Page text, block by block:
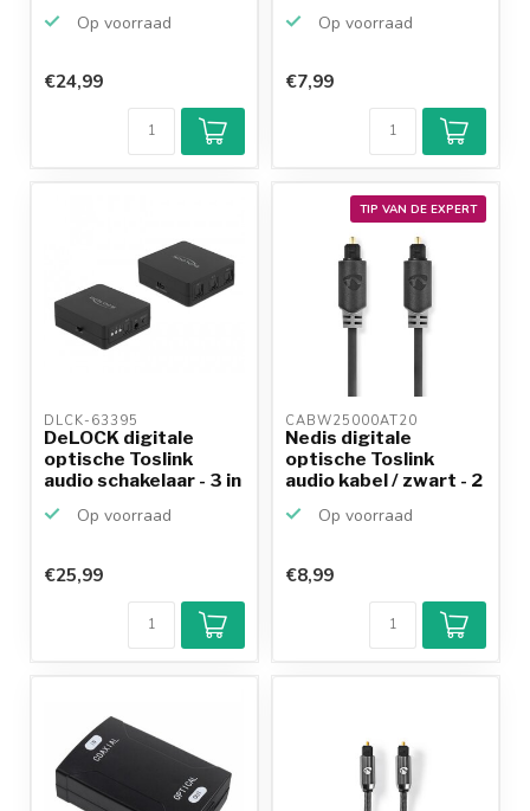
Op voorraad
€24,99
Op voorraad
€7,99
DLCK-63395
DeLOCK digitale
optische Toslink
audio schakelaar - 3 in
Op voorraad
€25,99
TIP VAN DE EXPERT
CABW25000AT20
Nedis digitale
optische Toslink
audio kabel / zwart - 2
Op voorraad
€8,99